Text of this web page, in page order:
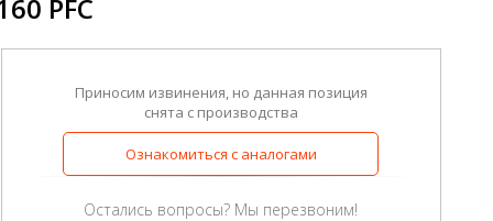
PFC
Приносим извинения, но данная позиция
снята с производства
Ознакомиться с аналогами
Остались вопросы? Мы перезвоним!